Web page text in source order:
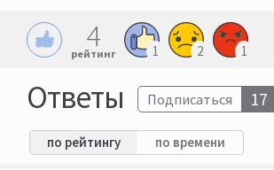
4
рейтинг 1 2 1
Ответы Подписаться 17
по рейтингу по времени